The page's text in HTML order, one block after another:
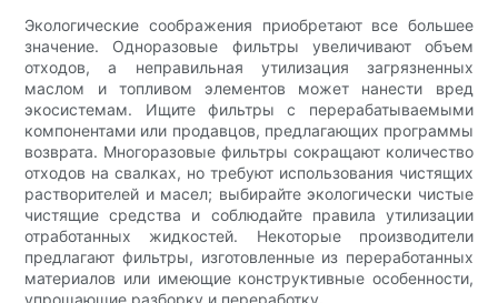
Экологические соображения приобретают все большее
значение. Одноразовые фильтры увеличивают объем
отходов, а неправильная утилизация загрязненных
маслом и топливом элементов может нанести вред
экосистемам. Ищите фильтры с перерабатываемыми
компонентами или продавцов, предлагающих программы
возврата. Многоразовые фильтры сокращают количество
отходов на свалках, но требуют использования чистящих
растворителей и масел; выбирайте экологически чистые
чистящие средства и соблюдайте правила утилизации
отработанных жидкостей. Некоторые производители
предлагают фильтры, изготовленные из переработанных
материалов или имеющие конструктивные особенности,